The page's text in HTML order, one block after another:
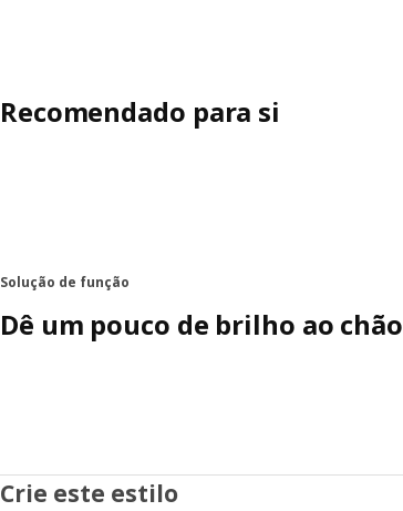
Recomendado para si
Solução de função
Dê um pouco de brilho ao chão
Crie este estilo